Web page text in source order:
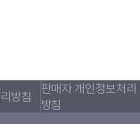
방침
판매자 개인정보처리
방침